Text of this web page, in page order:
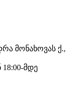
მონახოვას ქ.,
მდე